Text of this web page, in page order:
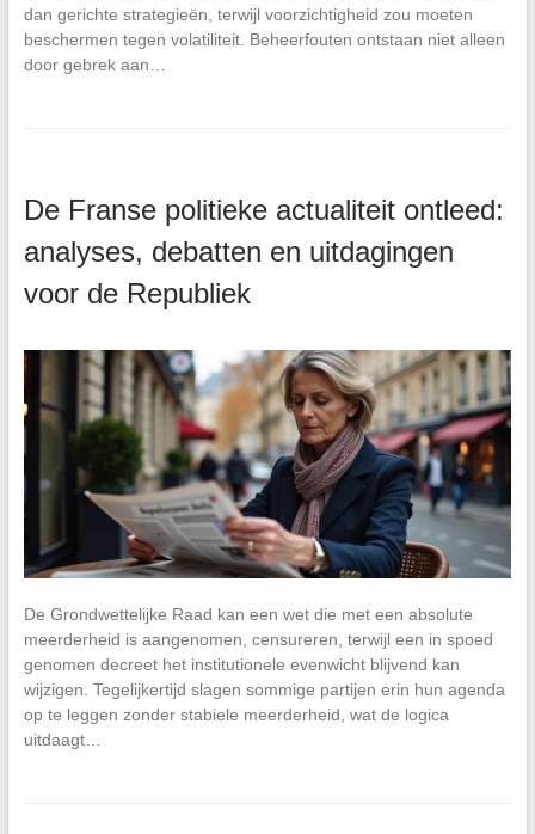
dan gerichte strategieën, terwijl voorzichtigheid zou moeten
beschermen tegen volatiliteit. Beheerfouten ontstaan niet alleen
door gebrek aan…
De Franse politieke actualiteit ontleed:
analyses, debatten en uitdagingen
voor de Republiek
De Grondwettelijke Raad kan een wet die met een absolute
meerderheid is aangenomen, censureren, terwijl een in spoed
genomen decreet het institutionele evenwicht blijvend kan
wijzigen. Tegelijkertijd slagen sommige partijen erin hun agenda
op te leggen zonder stabiele meerderheid, wat de logica
uitdaagt…